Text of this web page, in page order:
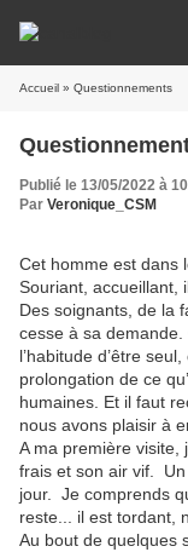
Accueil » Questionnements
Publié le 13/05/2022 à
Par Veronique_CSM
Cet homme est dans
Souriant, accueillant,
Des soignants, de la
cesse à sa demande.
l’habitude d’être
prolongation de ce
humaines. Et il faut
nous avons plaisir à
A ma première visite,
frais et son air vif.
jour. Je comprends
reste... il est tordant,
Au bout de quelques